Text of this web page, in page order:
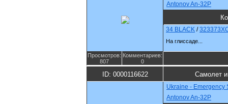
Antonov An-32P
34 BLACK /
На глиссаде...
Просмотров:
807
Комментариев:
0
ID: 0000116622 Самолет
Ukraine - Emergency
Antonov An-32P